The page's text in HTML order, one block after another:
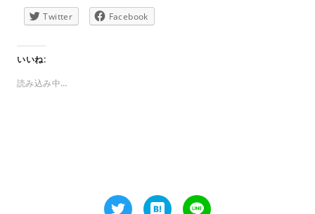
Twitter
Facebook
いいね:
読み込み中…